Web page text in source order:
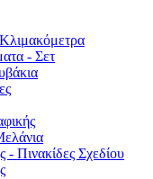
- Σετ
- Πινακίδες Σχεδίου